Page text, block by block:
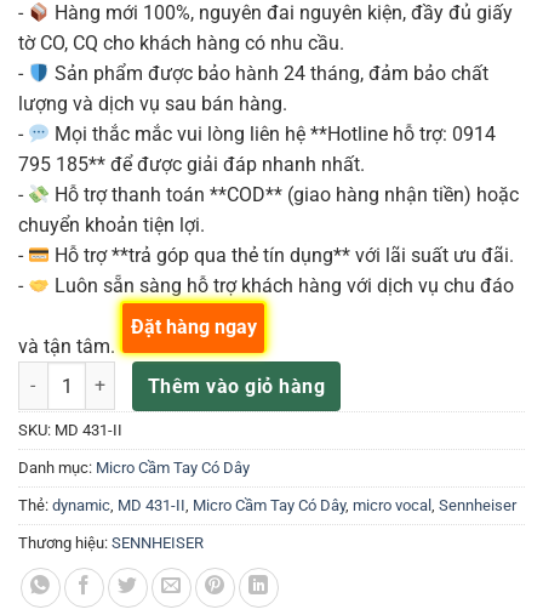
-
Hàng mới 100%, nguyên đai nguyên kiện, đầy đủ giấy
tờ CO, CQ cho khách hàng có nhu cầu.
-
Sản phẩm được bảo hành 24 tháng, đảm bảo chất
lượng và dịch vụ sau bán hàng.
-
Mọi thắc mắc vui lòng liên hệ **Hotline hỗ trợ: 0914
795 185** để được giải đáp nhanh nhất.
-
Hỗ trợ thanh toán **COD** (giao hàng nhận tiền) hoặc
chuyển khoản tiện lợi.
-
Hỗ trợ **trả góp qua thẻ tín dụng** với lãi suất ưu đãi.
-
Luôn sẵn sàng hỗ trợ khách hàng với dịch vụ chu đáo
và tận tâm.
Sennheiser MD 431-II Micro Dynamic Cầm Tay số lượng
Thêm vào giỏ hàng
Đặt hàng ngay
SKU: MD 431-II
Danh mục: Micro Cầm Tay Có Dây
Thẻ: dynamic, MD 431-II, Micro Cầm Tay Có Dây, micro vocal , Sennheiser
Thương hiệu: SENNHEISER